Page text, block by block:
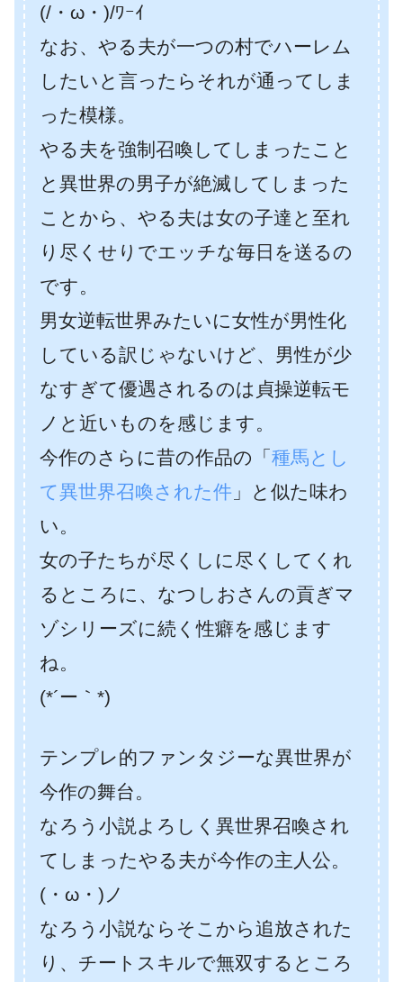
(/・ω・)/ﾜｰｲ
なお、やる夫が一つの村でハーレム
したいと言ったらそれが通ってしま
った模様。
やる夫を強制召喚してしまったこと
と異世界の男子が絶滅してしまった
ことから、やる夫は女の子達と至れ
り尽くせりでエッチな毎日を送るの
です。
男女逆転世界みたいに女性が男性化
している訳じゃないけど、男性が少
なすぎて優遇されるのは貞操逆転モ
ノと近いものを感じます。
今作のさらに昔の作品の「 種馬とし
て異世界召喚された件 」と似た味わ
い。
女の子たちが尽くしに尽くしてくれ
るところに、なつしおさんの貢ぎマ
ゾシリーズに続く性癖を感じます
ね。
(*´ー｀*)
テンプレ的ファンタジーな異世界が
今作の舞台。
なろう小説よろしく異世界召喚され
てしまったやる夫が今作の主人公。
(・ω・)ノ
なろう小説ならそこから追放された
り、チートスキルで無双するところ